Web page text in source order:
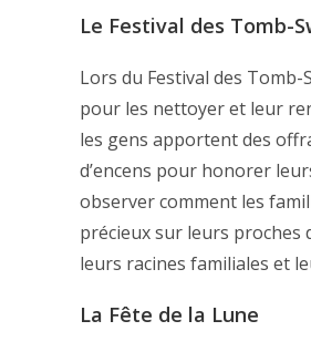
Le Festival des Tomb-
Lors du Festival des
pour les nettoyer et leur
les gens apportent des
d’encens pour honorer
observer comment les
précieux sur leurs proches
leurs racines familiales et
La Fête de la Lune